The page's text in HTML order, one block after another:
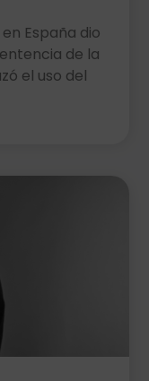
España dio
de la
el uso del